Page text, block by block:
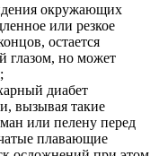
окружающих
или резкое
остается
глазом, но может
диабет
вызывая такие
или пелену перед
плавающие